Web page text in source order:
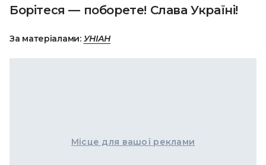
Борітеся — поборете! Слава Україні!
За матеріалами: УНІАН
Місце для вашої реклами